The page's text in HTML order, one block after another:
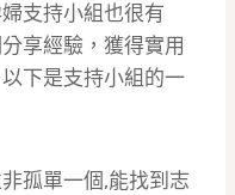
支持小組也很有
享經驗，獲得實用
下是支持小組的一
孤單一個,能找到志